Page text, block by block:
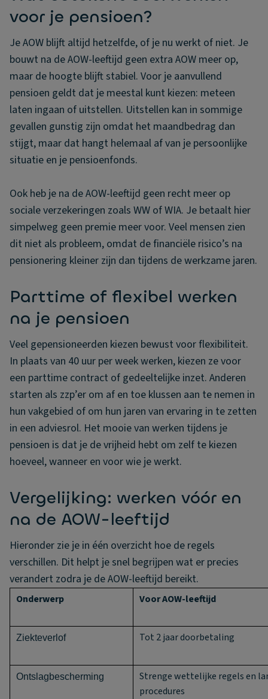
voor je pensioen?
Je AOW blijft altijd hetzelfde, of je nu werkt of niet. Je
bouwt na de AOW-leeftijd geen extra AOW meer op,
maar de hoogte blijft stabiel. Voor je aanvullend
pensioen geldt dat je meestal kunt kiezen: meteen
laten ingaan of uitstellen. Uitstellen kan in sommige
gevallen gunstig zijn omdat het maandbedrag dan
stijgt, maar dat hangt helemaal af van je persoonlijke
situatie en je pensioenfonds.
Ook heb je na de AOW-leeftijd geen recht meer op
sociale verzekeringen zoals WW of WIA. Je betaalt hier
simpelweg geen premie meer voor. Veel mensen zien
dit niet als probleem, omdat de financiële risico’s na
pensionering kleiner zijn dan tijdens de werkzame jaren.
Parttime of flexibel werken
na je pensioen
Veel gepensioneerden kiezen bewust voor flexibiliteit.
In plaats van 40 uur per week werken, kiezen ze voor
een parttime contract of gedeeltelijke inzet. Anderen
starten als zzp’er om af en toe klussen aan te nemen in
hun vakgebied of om hun jaren van ervaring in te zetten
in een adviesrol. Het mooie van werken tijdens je
pensioen is dat je de vrijheid hebt om zelf te kiezen
hoeveel, wanneer en voor wie je werkt.
Vergelijking: werken vóór en
na de AOW-leeftijd
Hieronder zie je in één overzicht hoe de regels
verschillen. Dit helpt je snel begrijpen wat er precies
verandert zodra je de AOW-leeftijd bereikt.
Onderwerp Voor AOW-leeftijd
Ziekteverlof Tot 2 jaar doorbetaling
Ontslagbescherming
Strenge wettelijke regels en
procedures